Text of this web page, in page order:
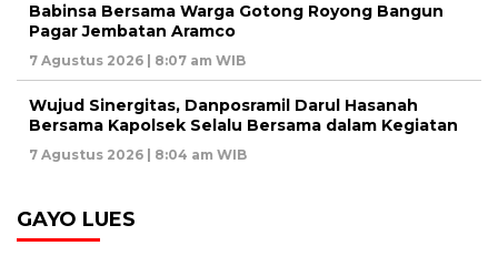
Babinsa Bersama Warga Gotong Royong Bangun
Pagar Jembatan Aramco
7 Agustus 2026 | 8:07 am WIB
Wujud Sinergitas, Danposramil Darul Hasanah
Bersama Kapolsek Selalu Bersama dalam Kegiatan
7 Agustus 2026 | 8:04 am WIB
GAYO LUES